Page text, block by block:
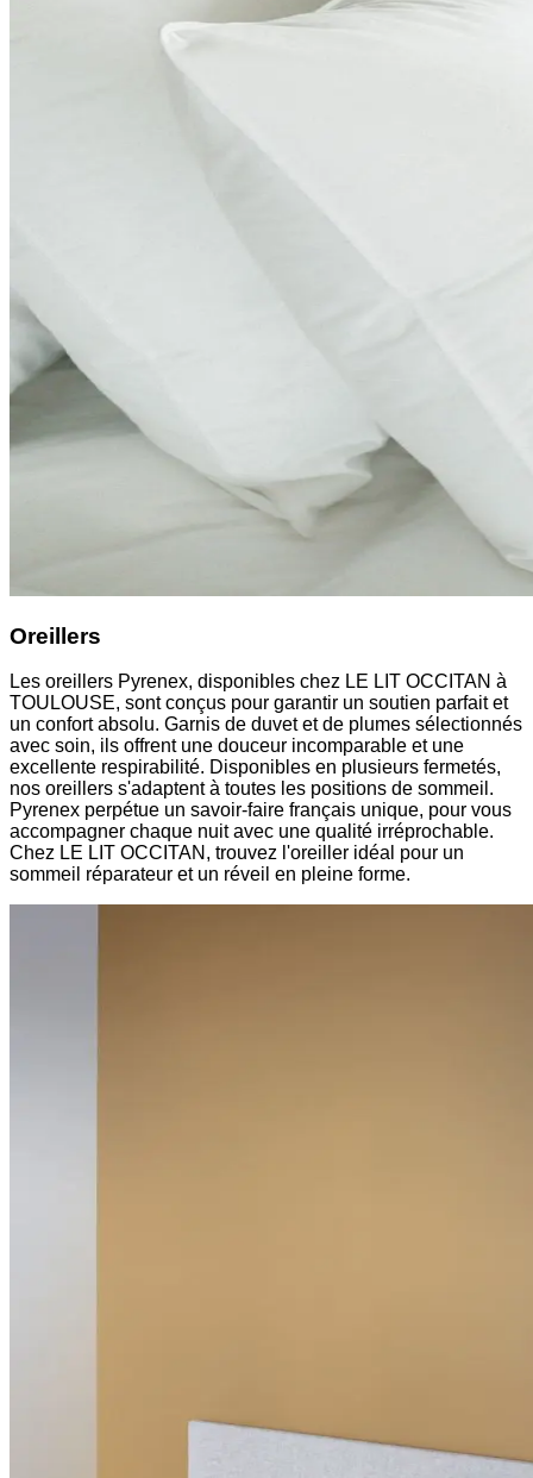
Oreillers
Les oreillers Pyrenex, disponibles chez LE LIT OCCITAN à
TOULOUSE, sont conçus pour garantir un soutien parfait et
un confort absolu. Garnis de duvet et de plumes sélectionnés
avec soin, ils offrent une douceur incomparable et une
excellente respirabilité. Disponibles en plusieurs fermetés,
nos oreillers s'adaptent à toutes les positions de sommeil.
Pyrenex perpétue un savoir-faire français unique, pour vous
accompagner chaque nuit avec une qualité irréprochable.
Chez LE LIT OCCITAN, trouvez l'oreiller idéal pour un
sommeil réparateur et un réveil en pleine forme.